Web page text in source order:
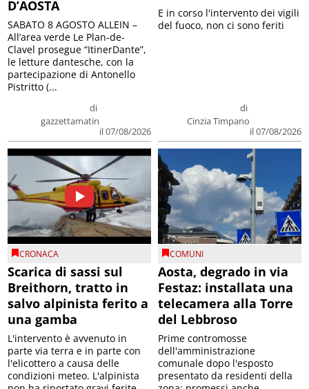
D’AOSTA
di
gazzettamatin
il 07/08/2026
SABATO 8 AGOSTO ALLEIN –
All’area verde Le Plan-de-
Clavel prosegue “ItinerDante”,
le letture dantesche, con la
partecipazione di Antonello
Pistritto (...
di
Cinzia Timpano
il 07/08/2026
E in corso l'intervento dei vigili
del fuoco, non ci sono feriti
CRONACA
Scarica di sassi sul
Breithorn, tratto in
salvo alpinista ferito a
una gamba
L'intervento è avvenuto in
parte via terra e in parte con
l'elicottero a causa delle
condizioni meteo. L'alpinista
COMUNI
Aosta, degrado in via
Festaz: installata una
telecamera alla Torre
del Lebbroso
Prime contromosse
dell'amministrazione
comunale dopo l'esposto
presentato da residenti della